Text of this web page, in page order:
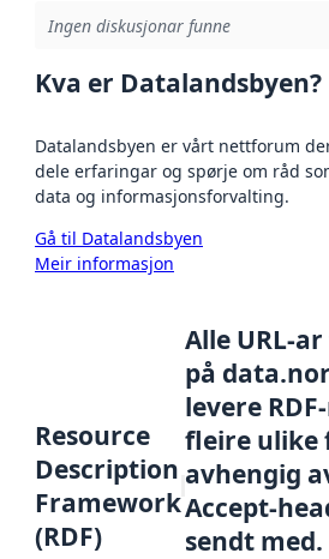
Ingen diskusjonar funne
Kva er Datalandsbyen?
Datalandsbyen er vårt nettforum
dele erfaringar og spørje om råd
data og informasjonsforvalting.
Gå til Datalandsbyen
Meir informasjon
Resource
Description
Framework
(RDF)
Alle URL-
på
levere
fleire ulike
avhengig
Accept-
sendt med.